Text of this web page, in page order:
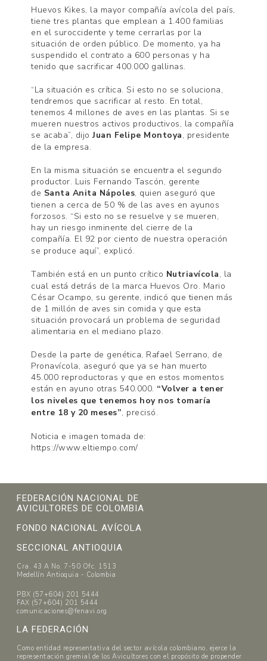
Huevos Kikes, la mayor compañía avícola del país,
tiene tres plantas que emplean a 1.400 familias
en el suroccidente y teme cerrarlas por la
situación de orden público. De momento, ya ha
suspendido el contrato a 600 personas y ha
tenido que sacrificar 400.000 gallinas.
“La situación es crítica. Si esto no se soluciona,
tendremos que sacrificar al resto. En total,
tenemos 4 millones de aves en las plantas. Si se
mueren nuestros activos productivos, la compañía
se acaba”, dijoJuan Felipe Montoya, presidente
de la empresa.
En la misma situación se encuentra el segundo
productor. Luis Fernando Tascón, gerente
de Santa Anita Nápoles, quien aseguró que
tienen a cerca de 50 % de las aves en ayunos
forzosos. “Si esto no se resuelve y se mueren,
hay un riesgo inminente del cierre de la
compañía. El 92 por ciento de nuestra operación
se produce aquí”, explicó.
También está en un punto crítico Nutriavícola, la
cual está detrás de la marca Huevos Oro. Mario
César Ocampo, su gerente, indicó que tienen más
de 1 millón de aves sin comida y que esta
situación provocará un problema de seguridad
alimentaria en el mediano plazo.
Desde la parte de genética, Rafael Serrano, de
Pronavícola, aseguró que ya se han muerto
45.000 reproductoras y que en estos momentos
están en ayuno otras 540.000. “Volver a tener
los niveles que tenemos hoy nos tomaría
entre 18 y 20 meses”, precisó.
Noticia e imagen tomada de:
https://www.eltiempo.com/
FEDERACIÓN NACIONAL DE
AVICULTORES DE COLOMBIA
FONDO NACIONAL AVÍCOLA
SECCIONAL ANTIOQUIA
Cra. 43 A No. 7-50 Ofc. 1513
Medellín Antioquia - Colombia
PBX (57+604) 201 5444
FAX (57+604) 201 5444
comunicaciones@fenavi.org
LA FEDERACIÓN
Como entidad representativa del sector avícola colombiano, ejerce la
representación gremial de los Avicultores con el propósito de propender